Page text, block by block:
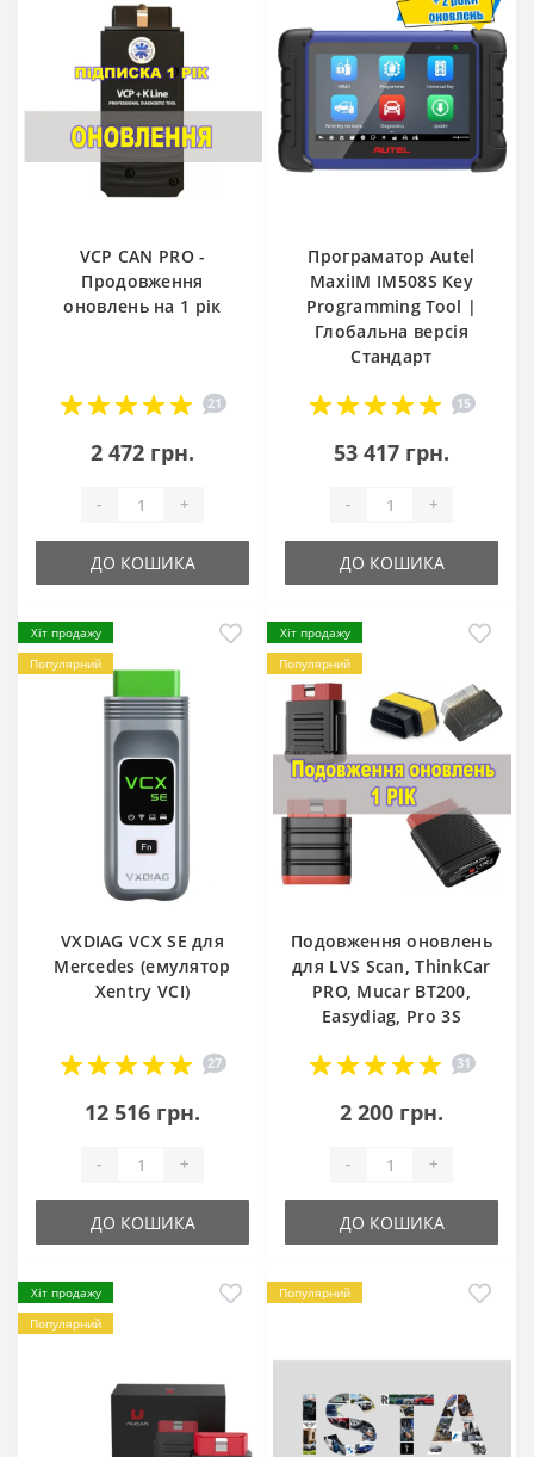
VCP CAN PRO -
Продовження
оновлень на 1 рік
21
2 472 грн.
- +
ДО КОШИКА
Програматор Autel
MaxiIM IM508S Key
Programming Tool |
Глобальна версія
Стандарт
15
53 417 грн.
- +
ДО КОШИКА
Хіт продажу
Популярний
VXDIAG VCX SE для
Mercedes (емулятор
Xentry VCI)
27
12 516 грн.
- +
ДО КОШИКА
Хіт продажу
Популярний
Подовження оновлень
для LVS Scan, ThinkCar
PRO, Mucar BT200,
Easydiag, Pro 3S
31
2 200 грн.
- +
ДО КОШИКА
Хіт продажу
Популярний
Популярний